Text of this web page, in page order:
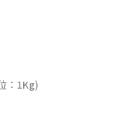
：1Kg)